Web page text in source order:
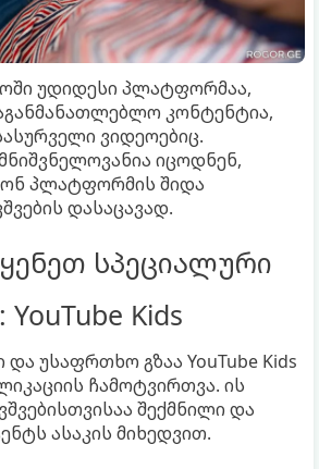
უდიდესი პლატფორმაა,
კონტენტია,
ვიდეოებიც.
იცოდნენ,
პლატფორმის შიდა
დასაცავად.
სპეციალური
Kids
უსაფრთხო გზაა YouTube Kids
ჩამოტვირთვა. ის
შექმნილი და
ასაკის მიხედვით.